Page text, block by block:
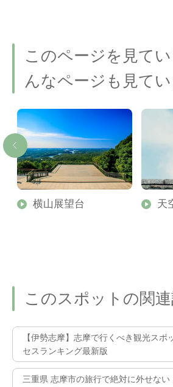
このページを見て
んなページも見て
横山展望台 天
このスポットの関
【伊勢志摩】志摩で行くべき観光スポ
セスランキング最新版
三重県 志摩市の旅行で絶対に外せない